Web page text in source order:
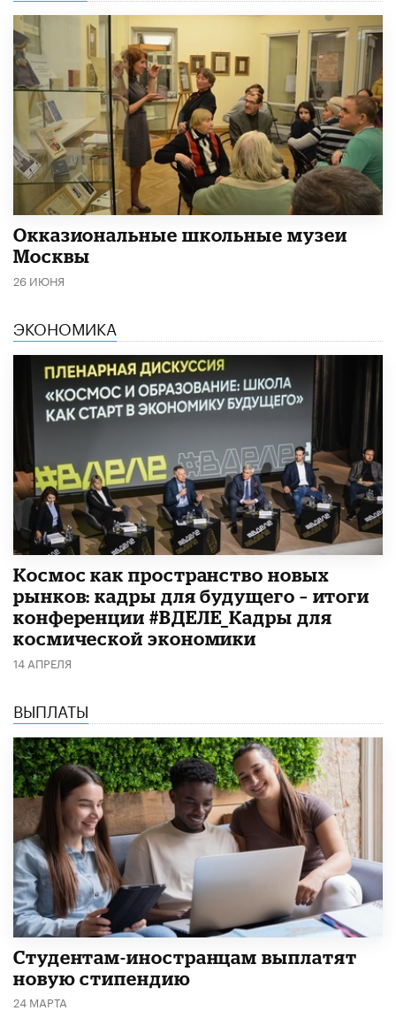
​Окказиональные школьные музеи
Москвы
26 ИЮНЯ
ЭКОНОМИКА
Космос как пространство новых
рынков: кадры для будущего – итоги
конференции #ВДЕЛЕ_Кадры для
космической экономики
14 АПРЕЛЯ
ВЫПЛАТЫ
Студентам-иностранцам выплатят
новую стипендию
24 МАРТА